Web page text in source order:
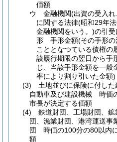
価額
ウ
金融機関(出資の受入
に関する法律(昭和29年
金融機関をいう。)の引
形 手形金額(その手形
こととなつている債権の
該履行期限の翌日から手
じ、当該手形金額を一般
率により割り引いた金額)
(3)
土地並びに保険に付した
自動車及び建設機械 時価
市長が決定する価額
(4)
鉄道財団、工場財団、
団、漁業財団、港湾運送事
団 時価の100分の80以内
額